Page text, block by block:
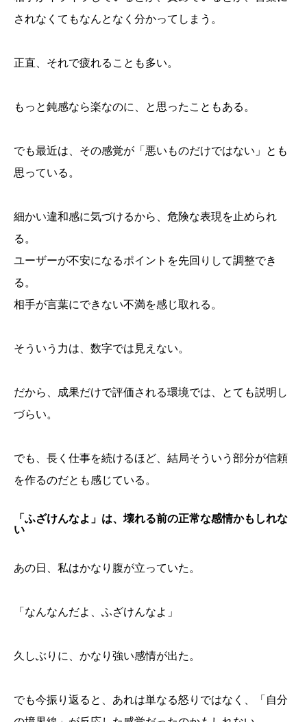
されなくてもなんとなく分かってしまう。
正直、それで疲れることも多い。
もっと鈍感なら楽なのに、と思ったこともある。
でも最近は、その感覚が「悪いものだけではない」とも
思っている。
細かい違和感に気づけるから、危険な表現を止められ
る。
ユーザーが不安になるポイントを先回りして調整でき
る。
相手が言葉にできない不満を感じ取れる。
そういう力は、数字では見えない。
だから、成果だけで評価される環境では、とても説明し
づらい。
でも、長く仕事を続けるほど、結局そういう部分が信頼
を作るのだとも感じている。
「ふざけんなよ」は、壊れる前の正常な感情かもしれな
い
あの日、私はかなり腹が立っていた。
「なんなんだよ、ふざけんなよ」
久しぶりに、かなり強い感情が出た。
でも今振り返ると、あれは単なる怒りではなく、「自分
「やっていない人」ほど、急かしてくることがある
本当に疲れるのは、「責められること」より「理解さ
「ふざけんなよ」は、壊れる前の正常な感情かもしれ